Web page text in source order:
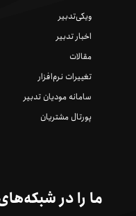
ویکی‌تدبیر
اخبار تدبیر
مقالات
تغییرات نرم‌افزار
سامانه مودیان تدبیر
پورتال مشتریان
ما را در